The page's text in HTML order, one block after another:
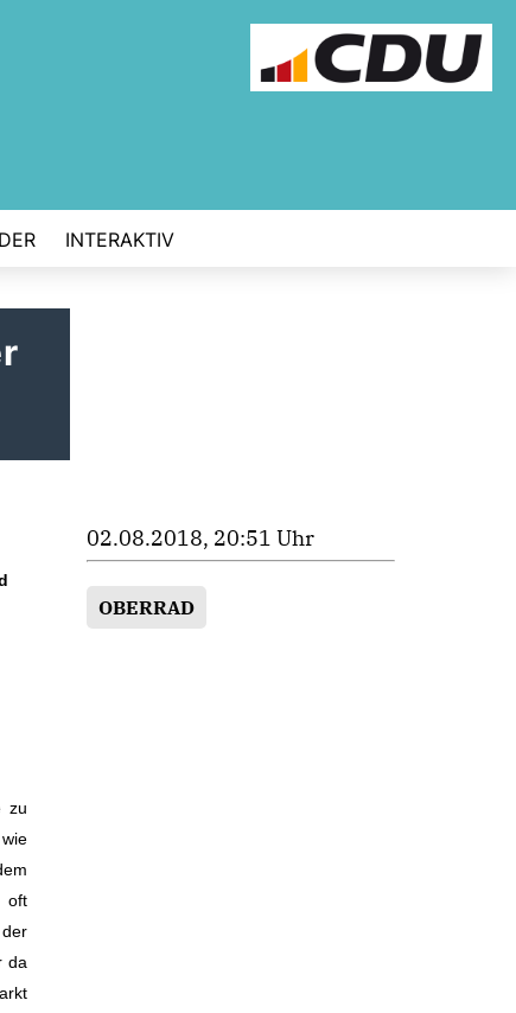
INTERAKTIV
zu
oft
da
02.08.2018, 20:51 Uhr
OBERRAD